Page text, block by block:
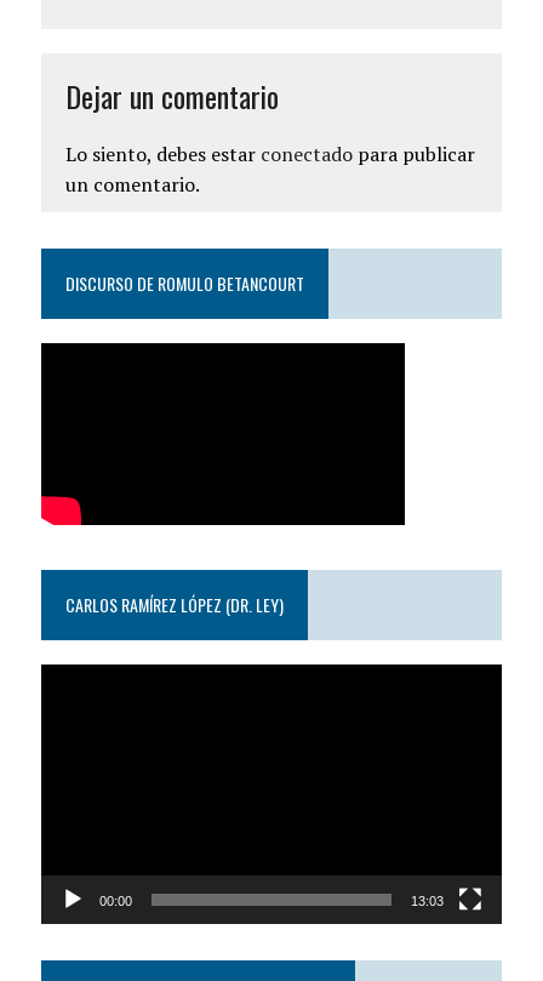
Dejar un comentario
Lo siento, debes estar conectadopara publicar
un comentario.
DISCURSO DE ROMULO BETANCOURT
CARLOS RAMÍREZ LÓPEZ (DR. LEY)
00:00 13:03